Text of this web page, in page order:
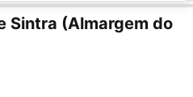
Sintra (Almargem do